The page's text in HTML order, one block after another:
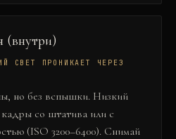
(внутри)
СВЕТ ПРОНИКАЕТ ЧЕРЕЗ
но без вспышки. Низкий
со штатива или с
(ISO 3200–6400). Снимай